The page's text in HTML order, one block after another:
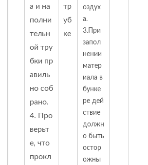
а и на
полни
тельн
ой тру
бки пр
авиль
но соб
рано.
4. Про
верьт
е, что
прокл
тр
уб
ке
оздух
а.
3.При
запол
нении
матер
иала в
бунке
ре дей
ствие
должн
о быть
остор
ожны